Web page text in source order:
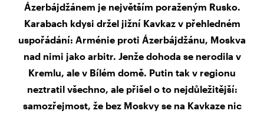
Ázerbájdžánem je největším poraženým Rusko.
Karabach kdysi držel jižní Kavkaz v přehledném
uspořádání: Arménie proti Ázerbájdžánu, Moskva
nad nimi jako arbitr. Jenže dohoda se nerodila v
Kremlu, ale v Bílém domě. Putin tak v regionu
neztratil všechno, ale přišel o to nejdůležitější:
samozřejmost, že bez Moskvy se na Kavkaze nic